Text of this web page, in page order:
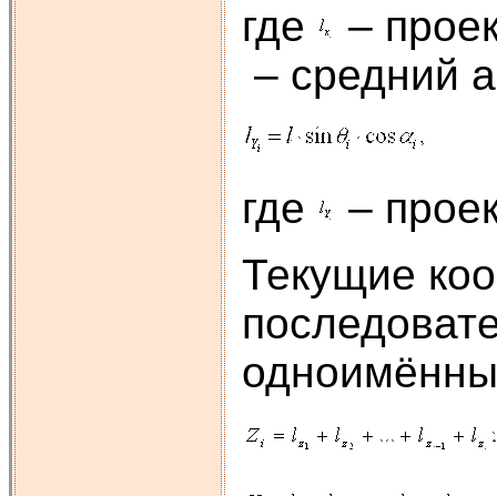
где
–
– средний
где
–
Текущие